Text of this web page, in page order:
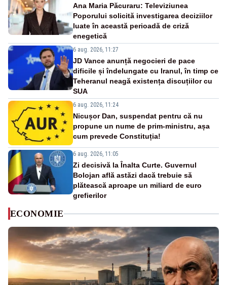
Ana Maria Păcuraru: Televiziunea
Poporului solicită investigarea deciziilor
luate în această perioadă de criză
enegetică
6 aug. 2026, 11:27
JD Vance anunță negocieri de pace
dificile și îndelungate cu Iranul, în timp ce
Teheranul neagă existența discuțiilor cu
SUA
6 aug. 2026, 11:24
Nicușor Dan, suspendat pentru că nu
propune un nume de prim-ministru, așa
cum prevede Constituția!
6 aug. 2026, 11:05
Zi decisivă la Înalta Curte. Guvernul
Bolojan află astăzi dacă trebuie să
plătească aproape un miliard de euro
grefierilor
ECONOMIE